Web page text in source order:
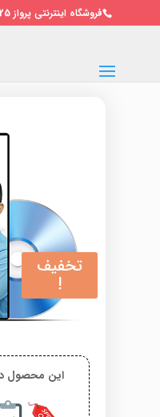
فروشگاه اینترنتی پرواز 09128501125 / 02122691010
تخفیف
!
این محصول